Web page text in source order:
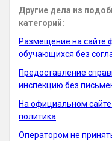
Другие дела из
категорий:
Размещение на сайте
обучающихся без
Предоставление
инспекцию без
На официальном
политика
Оператором не